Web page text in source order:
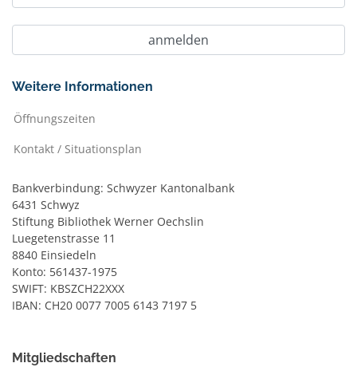
Weitere Informationen
Öffnungszeiten
Kontakt / Situationsplan
Bankverbindung: Schwyzer Kantonalbank
6431 Schwyz
Stiftung Bibliothek Werner Oechslin
Luegetenstrasse 11
8840 Einsiedeln
Konto: 561437-1975
SWIFT: KBSZCH22XXX
IBAN: CH20 0077 7005 6143 7197 5
Mitgliedschaften